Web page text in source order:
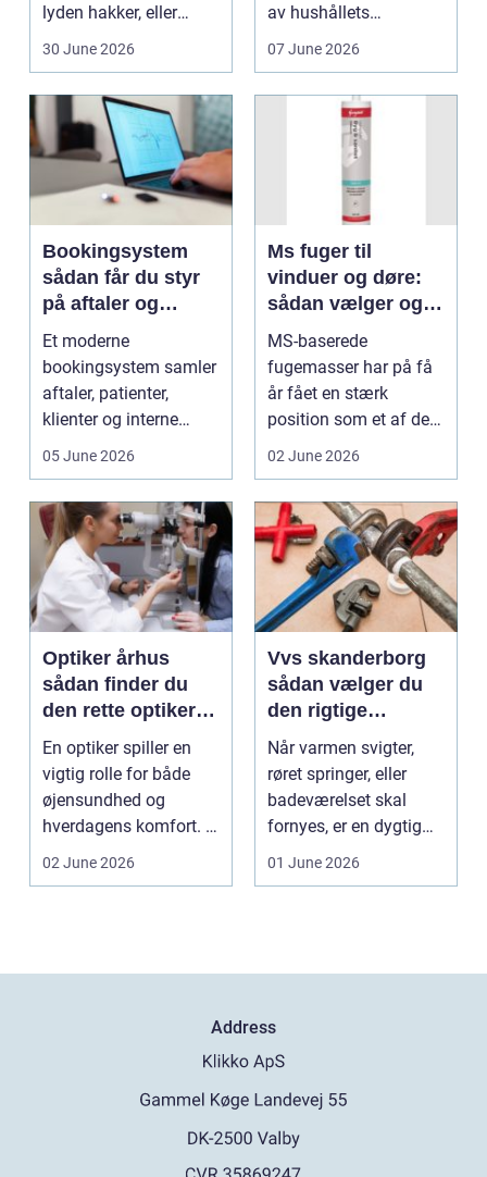
lyden hakker, eller
30 June 2026
av hushållets
07 June 2026
Bookingsystem
sådan får du styr
på aftaler og
arbejdsgange
Et moderne
bookingsystem samler
aftaler, patienter,
klienter og interne
05 June 2026
Ms fuger til
vinduer og døre:
sådan vælger og
bruger du dem
rigtigt
MS-baserede
fugemasser har på få
år fået en stærk
position som et af de
02 June 2026
Optiker århus
sådan finder du
den rette optiker i
byen
En optiker spiller en
vigtig rolle for både
øjensundhed og
hverdagens komfort. I
02 June 2026
Vvs skanderborg
sådan vælger du
den rigtige
installatør
Når varmen svigter,
røret springer, eller
badeværelset skal
fornyes, er en dygtig
01 June 2026
Address